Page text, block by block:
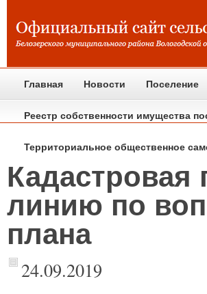
Главная Новости Поселение
Реестр собственности имущества
Территориальное общественное
Кадастровая
линию по
плана
24.09.2019